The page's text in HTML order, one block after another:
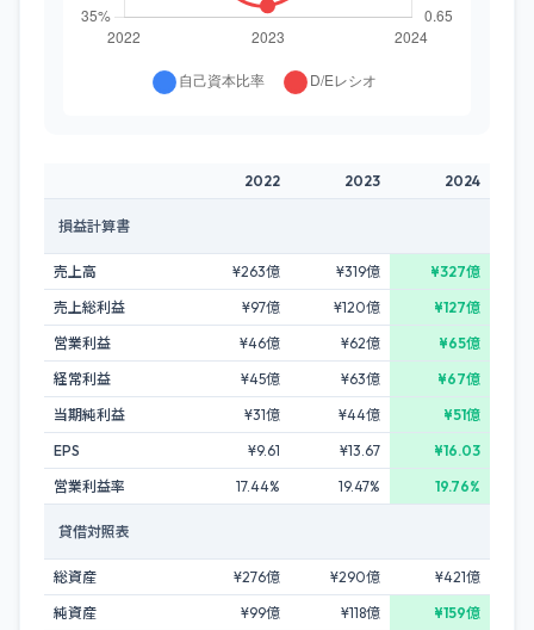
2022 2023 2024
損益計算書
売上高 ¥263億 ¥319億
¥327億
売上総利益
¥97億 ¥120億
¥127億
営業利益
¥46億 ¥62億
¥65億
経常利益
¥45億 ¥63億
¥67億
当期純利益
¥31億 ¥44億
¥51億
EPS
¥9.61 ¥13.67
¥16.03
営業利益率
17.44% 19.47% 19.76%
貸借対照表
総資産 ¥276億 ¥290億
¥421億
純資産
¥99億 ¥118億
¥159億